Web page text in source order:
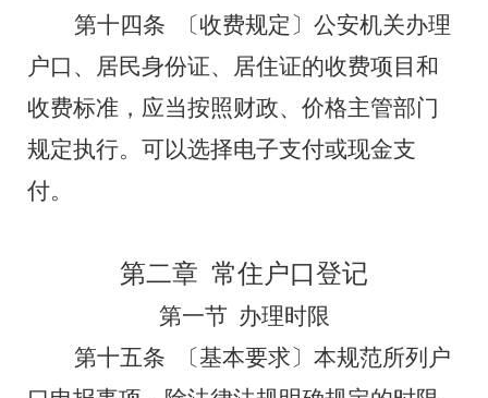
第十四条
〔收费规定〕公安机关办理
户口、居民身份证、居住证的收费项目和
收费标准，应当按照财政、价格主管部门
规定执行。 可以选择电子支付或现金支
付。
第二章 常住户口登记
第一节 办理时限
第十五条
〔基本要求〕本规范所列户